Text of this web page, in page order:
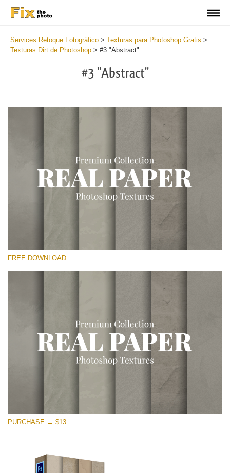
Services Retoque Fotográfico > Texturas para Photoshop Gratis >
Texturas Dirt de Photoshop > #3 "Abstract"
#3 "Abstract"
Por favor seleccione
Large 6000*4000px
Entire Collection
Descarga gratis
FREE DOWNLOAD
PURCHASE → $13